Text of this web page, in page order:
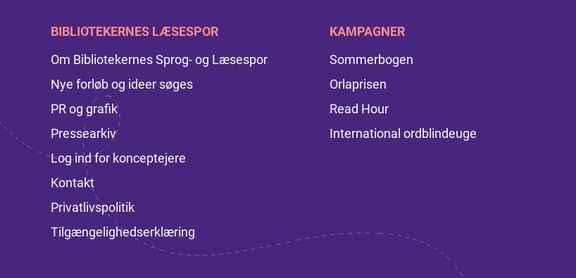
BIBLIOTEKERNES LÆSESPOR
Om Bibliotekernes Sprog- og Læsespor
Nye forløb og ideer søges
PR og grafik
Pressearkiv
Log ind for konceptejere
Kontakt
Privatlivspolitik
Tilgængelighedserklæring
KAMPAGNER
Sommerbogen
Orlaprisen
Read Hour
International ordblindeuge